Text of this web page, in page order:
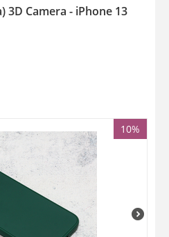
3D Camera - iPhone 13
10%